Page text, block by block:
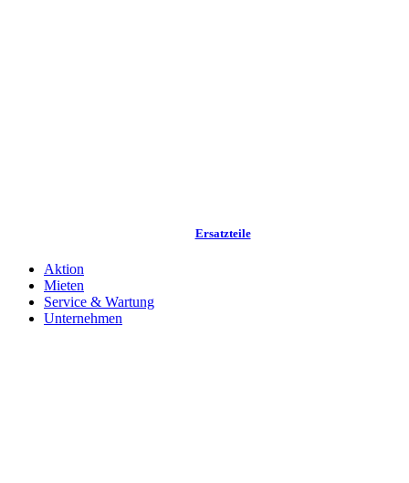
Ersatzteile
Aktion
Mieten
Service & Wartung
Unternehmen